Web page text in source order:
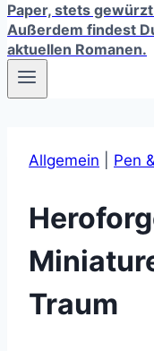
Paper, stets
Außerdem findest
aktuellen Romanen.
Allgemein Pen
Traum